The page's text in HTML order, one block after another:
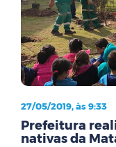
27/05/2019, às 9:33
Prefeitura
nativas da